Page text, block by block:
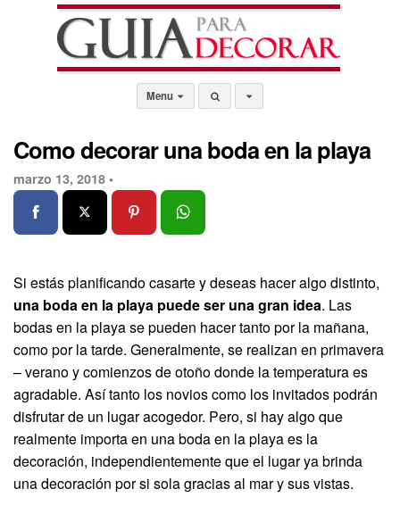
Menu
Como decorar una boda en la playa
marzo 13, 2018 •
Si estás planificando casarte y deseas hacer algo distinto,
una boda en la playa puede ser una gran idea. Las
bodas en la playa se pueden hacer tanto por la mañana,
como por la tarde. Generalmente, se realizan en primavera
– verano y comienzos de otoño donde la temperatura es
agradable. Así tanto los novios como los invitados podrán
disfrutar de un lugar acogedor. Pero, si hay algo que
realmente importa en una boda en la playa es la
decoración, independientemente que el lugar ya brinda
una decoración por si sola gracias al mar y sus vistas.